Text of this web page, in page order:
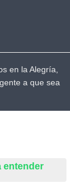
entender
en la Alegría,
a que sea